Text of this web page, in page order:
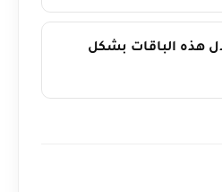
هذه الباقات بشكل